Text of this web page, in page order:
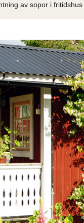
av sopor i fritidshus